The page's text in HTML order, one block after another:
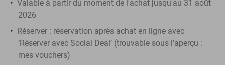
Valable à partir du moment de l'achat jusqu'au 31 août
2026
Réserver : réservation après achat en ligne avec
‘Réserver avec Social Deal’ (trouvable sous l’aperçu :
mes vouchers)